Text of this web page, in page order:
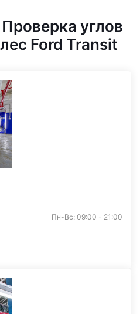
углов
Ford Transit
Пн-Вс: 09:00 - 21:00